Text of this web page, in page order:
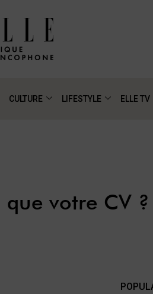
CULTURE LIFESTYLE ELLE TV
votre CV ?